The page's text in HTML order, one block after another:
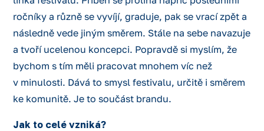
ročníky a různě se vyvíjí, graduje, pak se vrací zpět a
následně vede jiným směrem. Stále na sebe navazuje
a tvoří ucelenou koncepci. Popravdě si myslím, že
bychom s tím měli pracovat mnohem víc než
v minulosti. Dává to smysl festivalu, určitě i směrem
ke komunitě. Je to součást brandu.
Jak to celé vzniká?